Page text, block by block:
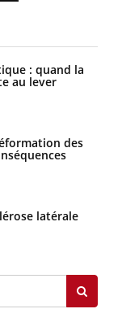
: quand la
au lever
des
latérale